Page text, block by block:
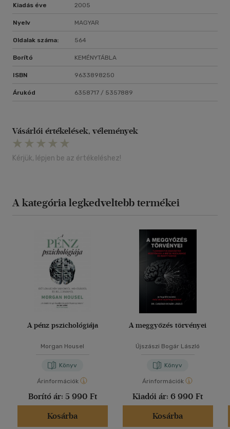
Kiadás éve 2005
Nyelv MAGYAR
Oldalak száma: 564
Borító KEMÉNYTÁBLA
ISBN 9633898250
Árukód 6358717 / 5357889
Vásárlói értékelések, vélemények
Kérjük, lépjen be az értékeléshez!
A kategória legkedveltebb termékei
A pénz pszichológiája
Morgan Housel
Könyv
Árinformációk
Borító ár: 5 990 Ft
Kosárba
A meggyőzés törvényei
Újszászi Bogár László
Könyv
Árinformációk
Kiadói ár: 6 990 Ft
Kosárba